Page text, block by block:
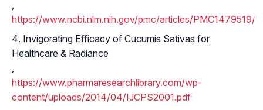
,
https://www.ncbi.nlm.nih.gov/pmc/articles/PMC1479519/
Invigorating Efficacy of Cucumis Sativas for
Healthcare & Radiance
,
https://www.pharmaresearchlibrary.com/wp-
content/uploads/2014/04/IJCPS2001.pdf